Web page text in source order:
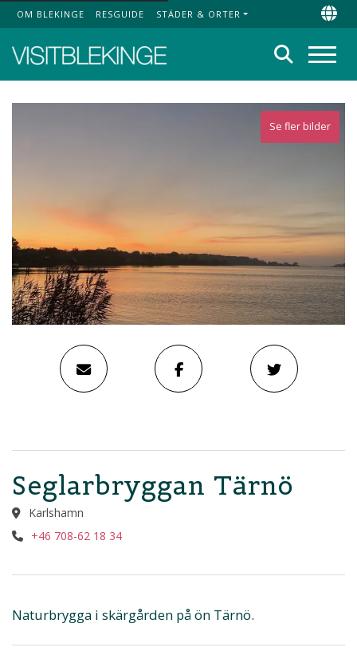
Top Menu
OM BLEKINGE RESGUIDE STÄDER & ORTER
Sök
Se fler bilder
Seglarbryggan Tärnö
Karlshamn
+46 708-62 18 34
Naturbrygga i skärgården på ön Tärnö.